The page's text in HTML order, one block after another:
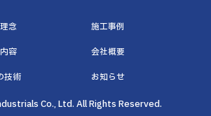
念 施工事例
容 会社概要
技術 お知らせ
Co., Ltd. All Rights Reserved.